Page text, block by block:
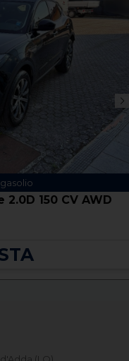
2.0D 150 CV AWD
(LO)